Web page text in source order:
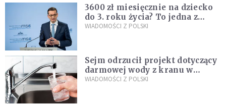
3600 zł miesięcznie na dziecko
do 3. roku życia? To jedna z
propozycji programu "Rozwój
WIADOMOŚCI Z POLSKI
Sejm odrzucił projekt dotyczący
darmowej wody z kranu w
restauracjach
WIADOMOŚCI Z POLSKI